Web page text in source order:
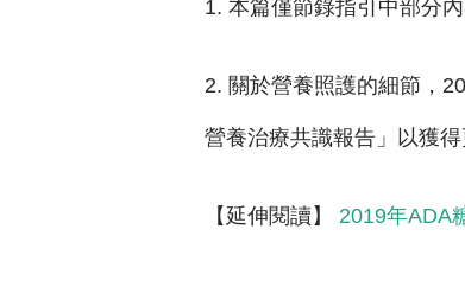
1. 本篇僅節錄指引中部分
2. 關於營養照護的細節，
營養治療共識報告」以獲得
【延伸閱讀】 2019年ADA